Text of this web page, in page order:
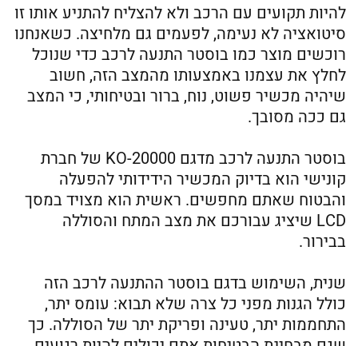
להיות תקועים עם הרכב ולא להצליח להתניע אותו זו
סיטואציה לא נעימה, לפעמים גם מלחיצה. כשאנחנו
רוכשים מוצר כמו בוסטר התנעה לרכב כדי שנוכל
לחלץ את עצמנו באמצעותו מהמצב הזה, חשוב
שיהיה מכשיר פשוט, נוח, ברור ובטיחותי, כי המצב
גם ככה מסובך.
בוסטר התנעה לרכב מדגם KO-20000 של חברת
קונישי הוא בדיוק המכשיר הידידותי להפעלה
והבטוח שאתם מחפשים. ראשית הוא מצויד במסך
LCD שיציג עבורכם את מצב המתח והסוללה
בבירור.
שנית, השימוש בדגם בוסטר ההתנעה לרכב הזה
כולל הגנות מפני כל צרה שלא תבוא: עומס יתר,
התחממות יתר, טעינה ופריקת יתר של הסוללה. כך